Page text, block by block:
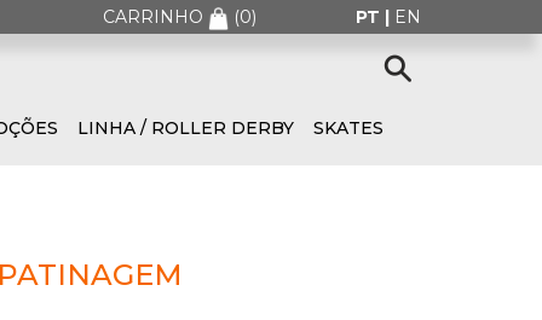
CARRINHO (0) PT | EN
LINHA / ROLLER DERBY SKATES